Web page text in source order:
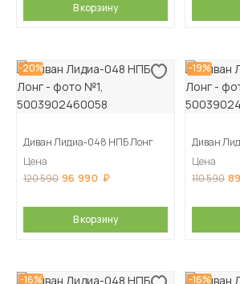
В корзину
-20%
Диван Лидиа-048 НПБ Лонг
Цена
120 590 96 990
В корзину
-19%
Диван
Цена
110 590
-16% -16%